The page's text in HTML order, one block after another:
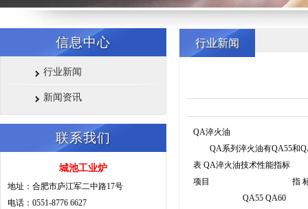
信息中心
行业新闻
新闻资讯
联系我们
城池工业炉
地址：合肥市庐江军二中路17号
电话：0551-8776 6627
行业新闻
QA淬火油
QA系列淬火油有QA55和
表 QA淬火油技术性能指标
项目 指
QA55 QA60